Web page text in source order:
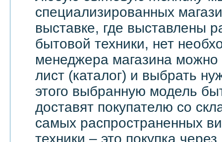
специализированных
выставке, где выставлены
бытовой техники, нет
менеджера магазина можно
лист (каталог) и выбрать
этого выбранную модель
доставят покупателю со
самых распространенных
техники – это покупка